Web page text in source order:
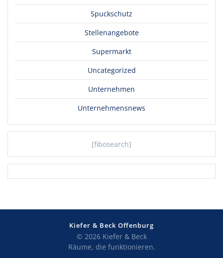
Spuckschutz
Stellenangebote
Supermarkt
Uncategorized
Unternehmen
Unternehmensnews
[fibosearch]
Kiefer & Beck Offenburg
© 2026 Kiefer & Beck
Räume, die funktionieren.